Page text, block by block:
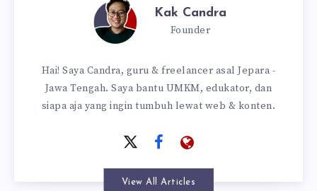
Kak Candra
Founder
Hai! Saya Candra, guru & freelancer asal Jepara -
Jawa Tengah. Saya bantu UMKM, edukator, dan
siapa aja yang ingin tumbuh lewat web & konten.
View All Articles